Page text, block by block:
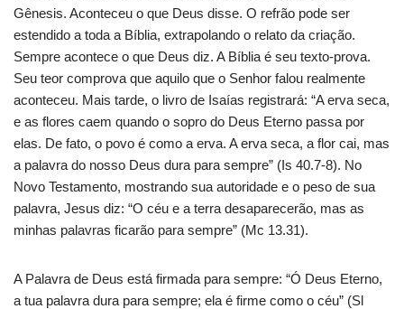
Gênesis. Aconteceu o que Deus disse. O refrão pode ser
estendido a toda a Bíblia, extrapolando o relato da criação.
Sempre acontece o que Deus diz. A Bíblia é seu texto-prova.
Seu teor comprova que aquilo que o Senhor falou realmente
aconteceu. Mais tarde, o livro de Isaías registrará: “A erva seca,
e as flores caem quando o sopro do Deus Eterno passa por
elas. De fato, o povo é como a erva. A erva seca, a flor cai, mas
a palavra do nosso Deus dura para sempre” (Is 40.7-8). No
Novo Testamento, mostrando sua autoridade e o peso de sua
palavra, Jesus diz: “O céu e a terra desaparecerão, mas as
minhas palavras ficarão para sempre” (Mc 13.31).
A Palavra de Deus está firmada para sempre: “Ó Deus Eterno,
a tua palavra dura para sempre; ela é firme como o céu” (Sl